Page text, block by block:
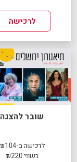
לרכישה
שובר להצגה
לרכישה ב-₪104
בשווי ₪220